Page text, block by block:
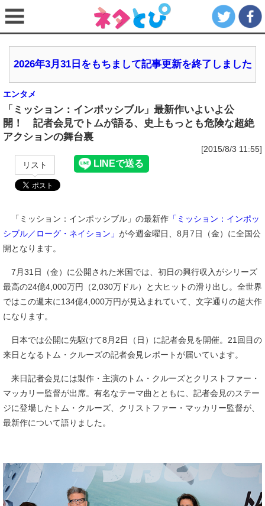
2026年3月31日をもちまして記事更新を終了しました
エンタメ
「ミッション：インポッシブル」最新作いよいよ公
開！ 記者会見でトムが語る、史上もっとも危険な超絶
アクションの舞台裏
[2015/8/3 11:55]
リスト
「ミッション：インポッシブル」の最新作 「ミッション：インポッ
シブル／ローグ・ネイション」 が今週金曜日、8月7日（金）に全国公
開となります。
7月31日（金）に公開された米国では、初日の興行収入がシリーズ
最高の24億4,000万円（2,030万ドル）と大ヒットの滑り出し。全世界
ではこの週末に134億4,000万円が見込まれていて、文字通りの超大作
になります。
日本では公開に先駆けて8月2日（日）に記者会見を開催。21回目の
来日となるトム・クルーズの記者会見レポートが届いています。
来日記者会見には製作・主演のトム・クルーズとクリストファー・
マッカリー監督が出席。有名なテーマ曲とともに、記者会見のステー
ジに登場したトム・クルーズ、クリストファー・マッカリー監督が、
最新作について語りました。